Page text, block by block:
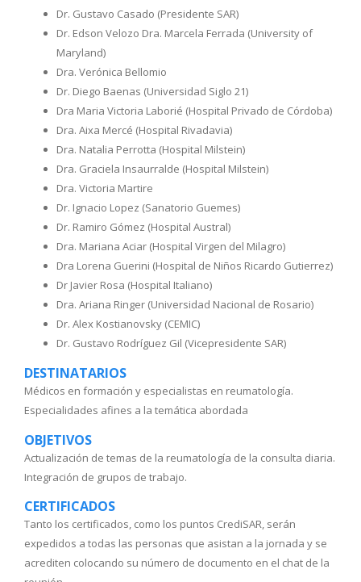
Dr. Gustavo Casado (Presidente SAR)
Dr. Edson Velozo Dra. Marcela Ferrada (University of
Maryland)
Dra. Verónica Bellomio
Dr. Diego Baenas (Universidad Siglo 21)
Dra Maria Victoria Laborié (Hospital Privado de Córdoba)
Dra. Aixa Mercé (Hospital Rivadavia)
Dra. Natalia Perrotta (Hospital Milstein)
Dra. Graciela Insaurralde (Hospital Milstein)
Dra. Victoria Martire
Dr. Ignacio Lopez (Sanatorio Guemes)
Dr. Ramiro Gómez (Hospital Austral)
Dra. Mariana Aciar (Hospital Virgen del Milagro)
Dra Lorena Guerini (Hospital de Niños Ricardo Gutierrez)
Dr Javier Rosa (Hospital Italiano)
Dra. Ariana Ringer (Universidad Nacional de Rosario)
Dr. Alex Kostianovsky (CEMIC)
Dr. Gustavo Rodríguez Gil (Vicepresidente SAR)
DESTINATARIOS
Médicos en formación y especialistas en reumatología.
Especialidades afines a la temática abordada
OBJETIVOS
Actualización de temas de la reumatología de la consulta diaria.
Integración de grupos de trabajo.
CERTIFICADOS
Tanto los certificados, como los puntos CrediSAR, serán
expedidos a todas las personas que asistan a la jornada y se
acrediten colocando su número de documento en el chat de la